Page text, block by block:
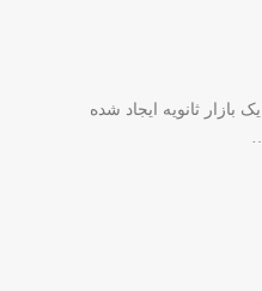
ثانویه ایجاد شده